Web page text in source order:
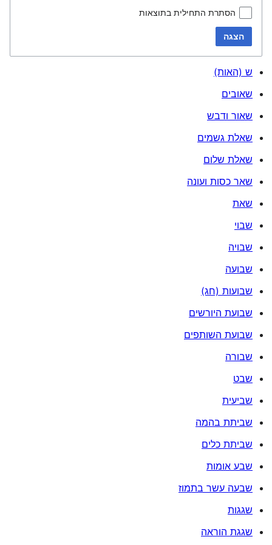
הסתרת התחילית בתוצאות
הצגה
ש (האות)
שאובים
שאור ודבש
שאלת גשמים
שאלת שלום
שאר כסות ועונה
שאת
שבוי
שבויה
שבועה
שבועות (חג)
שבועת היורשים
שבועת השותפים
שבורה
שבט
שביעית
שביתת בהמה
שביתת כלים
שבע אומות
שבעה עשר בתמוז
שגגות
שגגת הוראה